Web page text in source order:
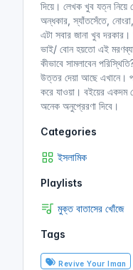
দিয়ে। লেখক খুব যত্ন নিয়ে
অন্ধকার, স্যাঁতসেঁতে,
এটা সবার জানা খুব
ভাই/ বোন হয়তো এই
কীভাবে সামলাবেন
উত্তর দেয়া আছে এখানে।
করে যাওয়া। বইয়ের একদম
অনেক অনুপ্রেরণা দিবে।
Categories
ইসলামিক
Playlists
মুক্ত বাতাসের খোঁজে
Tags
Revive Your Iman